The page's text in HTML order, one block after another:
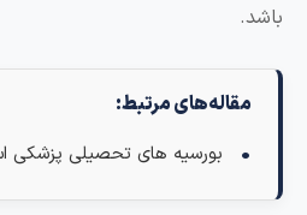
مرتبط:
بورسیه های تحصیلی پزشکی استرالیا